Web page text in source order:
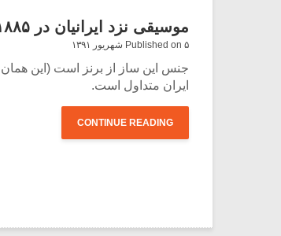
موسیقی نزد ایرانیان در ۱۸۸۵ میلادی (۱۰)
Published on ۵ شهریور ۱۳۹۱
جنس این ساز از برنز است (این
ایران متداول است.
CONTINUE READING